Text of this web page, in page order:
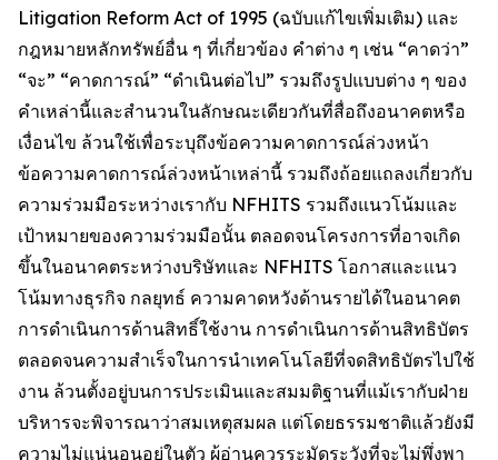
Litigation Reform Act of 1995 (ฉบับแก้ไขเพิ่มเติม) และ
กฎหมายหลักทรัพย์อื่น ๆ ที่เกี่ยวข้อง คำต่าง ๆ เช่น “คาดว่า”
“จะ” “คาดการณ์” “ดำเนินต่อไป” รวมถึงรูปแบบต่าง ๆ ของ
คำเหล่านี้และสำนวนในลักษณะเดียวกันที่สื่อถึงอนาคตหรือ
เงื่อนไข ล้วนใช้เพื่อระบุถึงข้อความคาดการณ์ล่วงหน้า
ข้อความคาดการณ์ล่วงหน้าเหล่านี้ รวมถึงถ้อยแถลงเกี่ยวกับ
ความร่วมมือระหว่างเรากับ NFHITS รวมถึงแนวโน้มและ
เป้าหมายของความร่วมมือนั้น ตลอดจนโครงการที่อาจเกิด
ขึ้นในอนาคตระหว่างบริษัทและ NFHITS โอกาสและแนว
โน้มทางธุรกิจ กลยุทธ์ ความคาดหวังด้านรายได้ในอนาคต
การดำเนินการด้านสิทธิ์ใช้งาน การดำเนินการด้านสิทธิบัตร
ตลอดจนความสำเร็จในการนำเทคโนโลยีที่จดสิทธิบัตรไปใช้
งาน ล้วนตั้งอยู่บนการประเมินและสมมติฐานที่แม้เรากับฝ่าย
บริหารจะพิจารณาว่าสมเหตุสมผล แต่โดยธรรมชาติแล้วยังมี
ความไม่แน่นอนอยู่ในตัว ผู้อ่านควรระมัดระวังที่จะไม่พึ่งพา